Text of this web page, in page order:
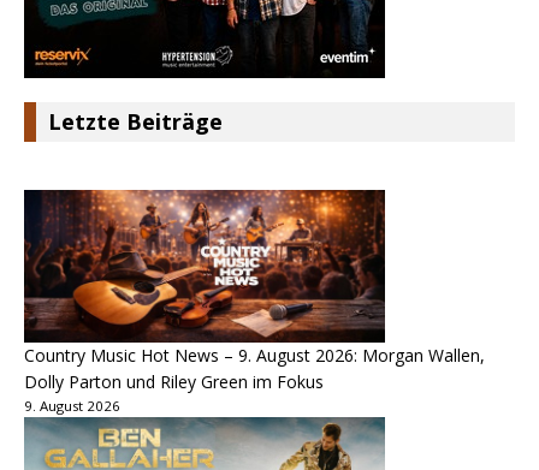
Letzte Beiträge
Country Music Hot News – 9. August 2026: Morgan Wallen,
Dolly Parton und Riley Green im Fokus
9. August 2026